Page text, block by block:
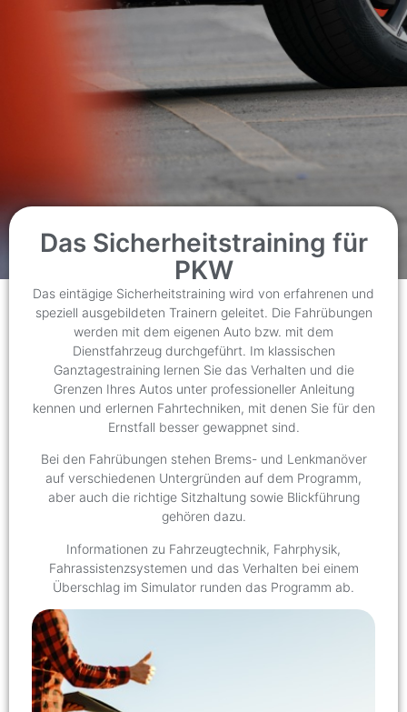
Das Sicherheitstraining für
PKW
Das eintägige Sicherheitstraining wird von erfahrenen und
speziell ausgebildeten Trainern geleitet. Die Fahrübungen
werden mit dem eigenen Auto bzw. mit dem
Dienstfahrzeug durchgeführt. Im klassischen
Ganztagestraining lernen Sie das Verhalten und die
Grenzen Ihres Autos unter professioneller Anleitung
kennen und erlernen Fahrtechniken, mit denen Sie für den
Ernstfall besser gewappnet sind.
Bei den Fahrübungen stehen Brems- und Lenkmanöver
auf verschiedenen Untergründen auf dem Programm,
aber auch die richtige Sitzhaltung sowie Blickführung
gehören dazu.
Informationen zu Fahrzeugtechnik, Fahrphysik,
Fahrassistenzsystemen und das Verhalten bei einem
Überschlag im Simulator runden das Programm ab.